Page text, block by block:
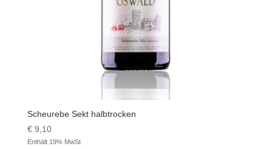
Scheurebe Sekt halbtrocken
€9,10
Enthält 19% MwSt